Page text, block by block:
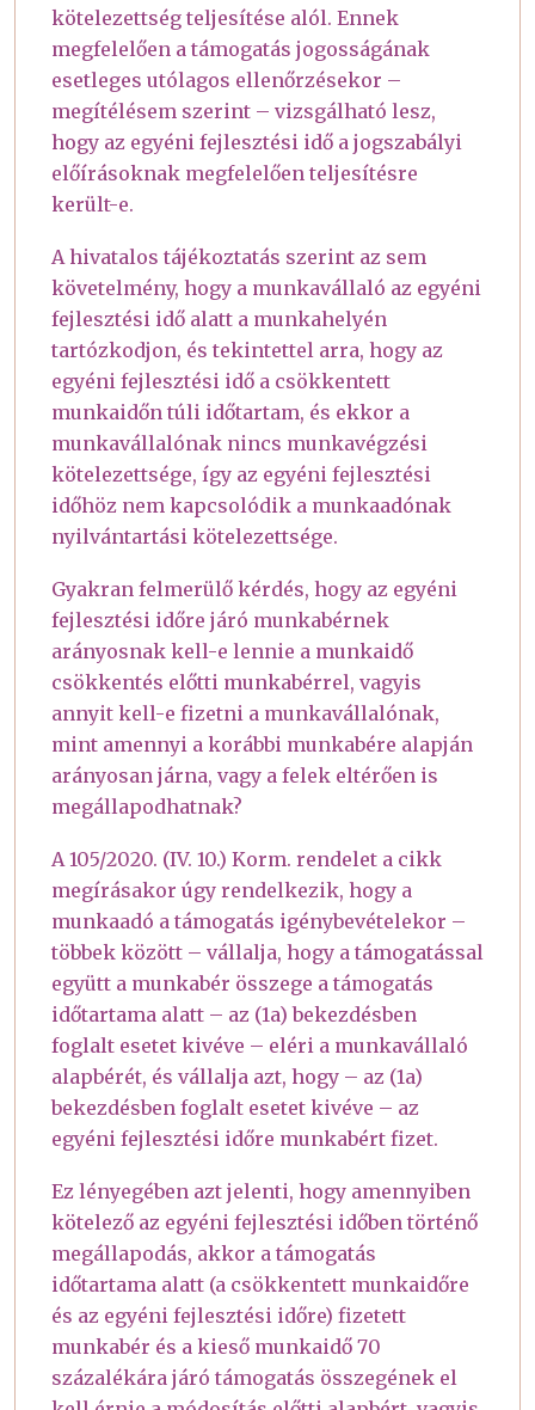
kötelezettség teljesítése alól. Ennek
megfelelően a támogatás jogosságának
esetleges utólagos ellenőrzésekor –
megítélésem szerint – vizsgálható lesz,
hogy az egyéni fejlesztési idő a jogszabályi
előírásoknak megfelelően teljesítésre
került-e.
A hivatalos tájékoztatás szerint az sem
követelmény, hogy a munkavállaló az egyéni
fejlesztési idő alatt a munkahelyén
tartózkodjon, és tekintettel arra, hogy az
egyéni fejlesztési idő a csökkentett
munkaidőn túli időtartam, és ekkor a
munkavállalónak nincs munkavégzési
kötelezettsége, így az egyéni fejlesztési
időhöz nem kapcsolódik a munkaadónak
nyilvántartási kötelezettsége.
Gyakran felmerülő kérdés, hogy az egyéni
fejlesztési időre járó munkabérnek
arányosnak kell-e lennie a munkaidő
csökkentés előtti munkabérrel, vagyis
annyit kell-e fizetni a munkavállalónak,
mint amennyi a korábbi munkabére alapján
arányosan járna, vagy a felek eltérően is
megállapodhatnak?
A 105/2020. (IV. 10.) Korm. rendelet a cikk
megírásakor úgy rendelkezik, hogy a
munkaadó a támogatás igénybevételekor –
többek között – vállalja, hogy a támogatással
együtt a munkabér összege a támogatás
időtartama alatt – az (1a) bekezdésben
foglalt esetet kivéve – eléri a munkavállaló
alapbérét, és vállalja azt, hogy – az (1a)
bekezdésben foglalt esetet kivéve – az
egyéni fejlesztési időre munkabért fizet.
Ez lényegében azt jelenti, hogy amennyiben
kötelező az egyéni fejlesztési időben történő
megállapodás, akkor a támogatás
időtartama alatt (a csökkentett munkaidőre
és az egyéni fejlesztési időre) fizetett
munkabér és a kieső munkaidő 70
százalékára járó támogatás összegének el